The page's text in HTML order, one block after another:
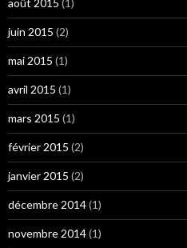
août 2015 (1)
juin 2015 (2)
mai 2015 (1)
avril 2015 (1)
mars 2015 (1)
février 2015 (2)
janvier 2015 (2)
décembre 2014(1)
novembre 2014(1)